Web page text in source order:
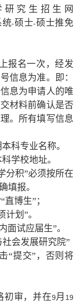
究生招生网
统-硕士-硕士推免
报名一次，经发
信息为准。即：
息为申请人的唯
材料前确认是否
。所有填写信息
科专业名称。
学校地址。
分积”必须按所在
填报。
博生”；
划”。
面试应届生”。
会发展研究院”
“提交”，否则将
初审，并在9月 19